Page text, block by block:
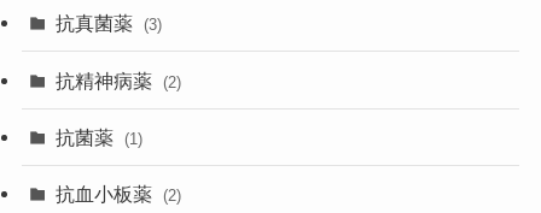
抗真菌薬 (3)
抗精神病薬 (2)
抗菌薬 (1)
抗血小板薬 (2)